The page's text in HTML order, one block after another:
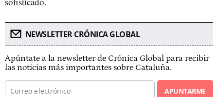
NEWSLETTER CRÓNICA GLOBAL
Apúntate a la newsletter de Crónica Global para recibir
las noticias más importantes sobre Cataluña.
APUNTARME